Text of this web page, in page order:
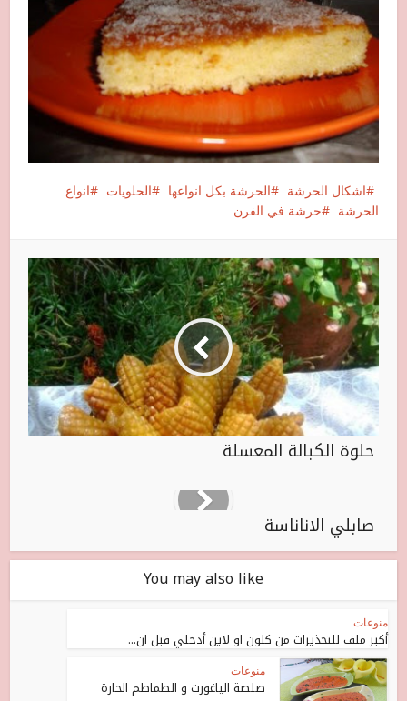
اشكال الحرشة الحرشة بكل انواعها الحلويات
انواع
الحرشة
حرشة في الفرن
حلوة الكبالة المعسلة
صابلي الاناناسة
You may also like
منوعات
أكبر ملف للتحذيرات من كلون او لاين أدخلي قبل ان...
منوعات
صلصة الياغورت و الطماطم الحارة